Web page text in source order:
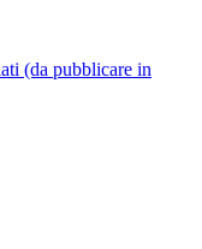
(da pubblicare in